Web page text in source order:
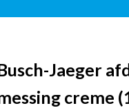
Jaeger
creme